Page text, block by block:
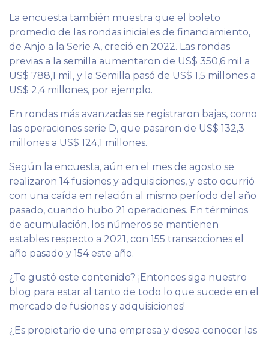
La encuesta también muestra que el boleto
promedio de las rondas iniciales de financiamiento,
de Anjo a la Serie A, creció en 2022. Las rondas
previas a la semilla aumentaron de US$ 350,6 mil a
US$ 788,1 mil, y la Semilla pasó de US$ 1,5 millones a
US$ 2,4 millones, por ejemplo.
En rondas más avanzadas se registraron bajas, como
las operaciones serie D, que pasaron de US$ 132,3
millones a US$ 124,1 millones.
Según la encuesta, aún en el mes de agosto se
realizaron 14 fusiones y adquisiciones, y esto ocurrió
con una caída en relación al mismo período del año
pasado, cuando hubo 21 operaciones. En términos
de acumulación, los números se mantienen
estables respecto a 2021, con 155 transacciones el
año pasado y 154 este año.
¿Te gustó este contenido? ¡Entonces siga nuestro
blog para estar al tanto de todo lo que sucede en el
mercado de fusiones y adquisiciones!
¿Es propietario de una empresa y desea conocer las